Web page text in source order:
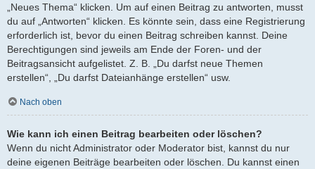
„Neues Thema“ klicken. Um auf einen Beitrag zu antworten, musst
du auf „Antworten“ klicken. Es könnte sein, dass eine Registrierung
erforderlich ist, bevor du einen Beitrag schreiben kannst. Deine
Berechtigungen sind jeweils am Ende der Foren- und der
Beitragsansicht aufgelistet. Z. B. „Du darfst neue Themen
erstellen“, „Du darfst Dateianhänge erstellen“ usw.
Nach oben
Wie kann ich einen Beitrag bearbeiten oder löschen?
Wenn du nicht Administrator oder Moderator bist, kannst du nur
deine eigenen Beiträge bearbeiten oder löschen. Du kannst einen